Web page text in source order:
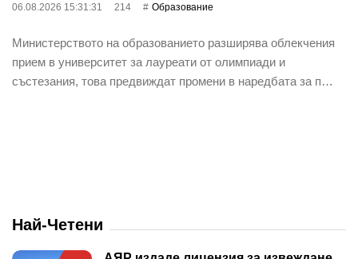
06.08.2026 15:31:31 214 Oбразование
Министерството на образованието разширява облекчения
прием в университет за лауреати от олимпиади и
състезания, това предвиждат промени в наредбата за п…
Най-Четени